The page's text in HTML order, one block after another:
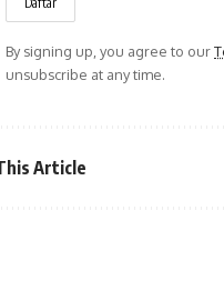
By signing up, you agree to our
unsubscribe at any time.
Article